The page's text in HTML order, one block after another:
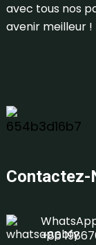
avec tous nos
avenir meilleur !
Contactez-
+86